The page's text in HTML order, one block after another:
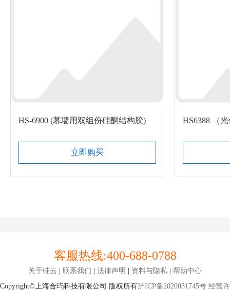
HS-6900 (幕墙用双组份硅酮结构胶)
立即购买
客服热线:400-688-0788
关于硅云 | 联系我们 | 法律声明 | 资料与隐私 | 帮助中心
Copyright©上海合玙科技有限公司 版权所有沪ICP备2020031745号 经营